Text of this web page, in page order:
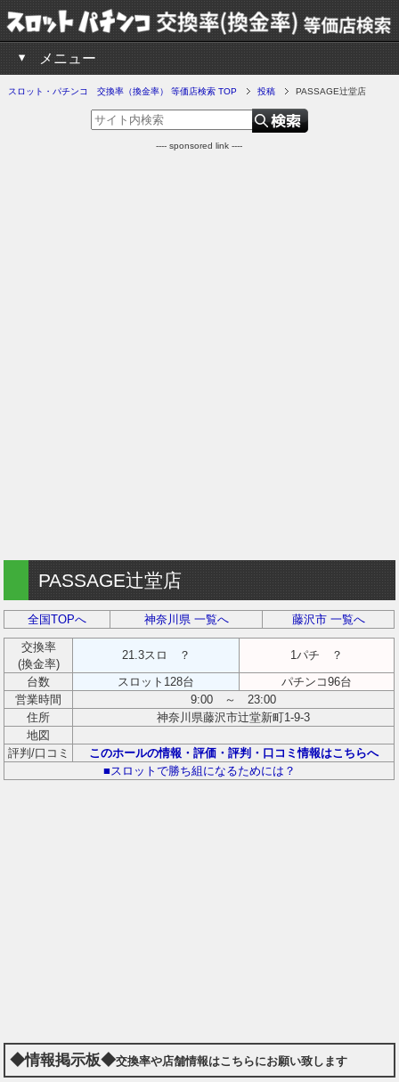
メニュー
スロット・パチンコ 交換率（換金率） 等価店検索 TOP 投稿 PASSAGE辻堂店
---- sponsored link ----
PASSAGE辻堂店
全国TOPへ 神奈川県 一覧へ 藤沢市 一覧へ
交換率
(換金率)
21.3スロ ？
1パチ ？
台数
スロット128台
パチンコ96台
営業時間
9:00 ～ 23:00
住所
神奈川県藤沢市辻堂新町1-9-3
地図
評判/口コミ
このホールの情報・評価・評判・口コミ情報はこちらへ
■スロットで勝ち組になるためには？
◆情報掲示板◆交換率や店舗情報はこちらにお願い致します